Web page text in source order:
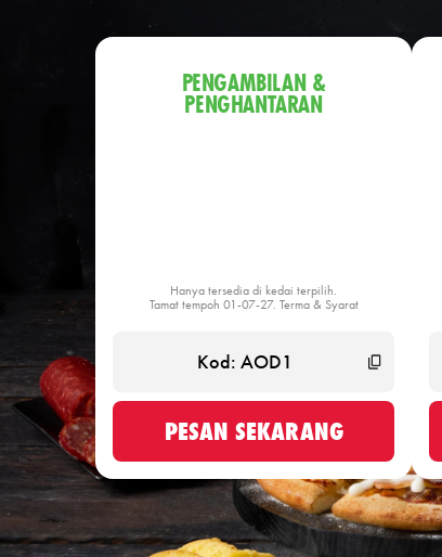
PENGAMBILAN &
PENGHANTARAN
Hanya tersedia di kedai terpilih.
Tamat tempoh 01-07-27. Terma & Syarat
PESAN SEKARANG